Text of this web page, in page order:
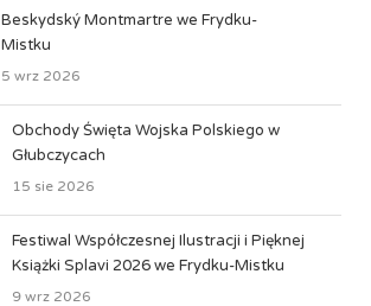
Beskydský Montmartre we Frydku-
Mistku
5 wrz 2026
Obchody Święta Wojska Polskiego w
Głubczycach
15 sie 2026
Festiwal Współczesnej Ilustracji i Pięknej
Książki Splavi 2026 we Frydku-Mistku
9 wrz 2026